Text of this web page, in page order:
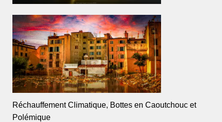
Réchauffement Climatique, Bottes en Caoutchouc et
Polémique